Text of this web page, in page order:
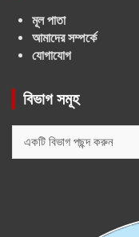
মূল পাতা
আমাদের সম্পর্কে
যোগাযোগ
বিভাগ সমূহ